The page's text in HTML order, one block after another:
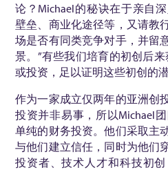
论？Michael的秘诀在于亲自
壁垒、商业化途径等，又请教
场是否有同类竞争对手，并留
景。”有些我们培育的初创后来
或投资，足以证明这些初创的潜
作为一家成立仅两年的亚洲创
投资并非易事，所以Michael
单纯的财务投资。他们采取主
与他们建立信任，同时为他们
投资者、技术人才和科技初